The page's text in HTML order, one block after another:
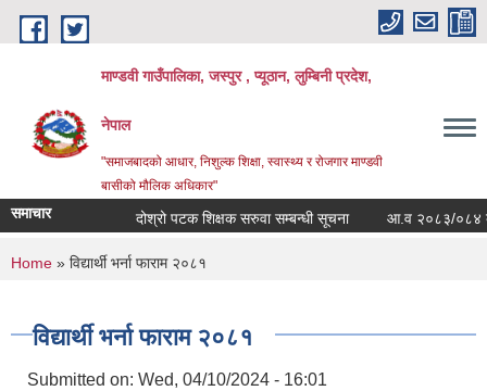
Skip to main content
माण्डवी गाउँपालिका, जस्पुर , प्यूठान, लुम्बिनी प्रदेश,
नेपाल
"समाजबादको आधार, निशुल्क शिक्षा, स्वास्थ्य र रोजगार माण्डवी
बासीको मौलिक अधिकार"
समाचार दोश्रो पटक शिक्षक सरुवा सम्बन्धी सूचना आ.व २०८३/०८४ को
You are here
Home » विद्यार्थी भर्ना फाराम २०८१
विद्यार्थी भर्ना फाराम २०८१
Submitted on: Wed, 04/10/2024 - 16:01